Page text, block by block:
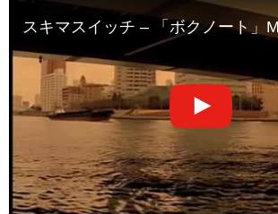
スキマスイッチ – 「ボクノート」